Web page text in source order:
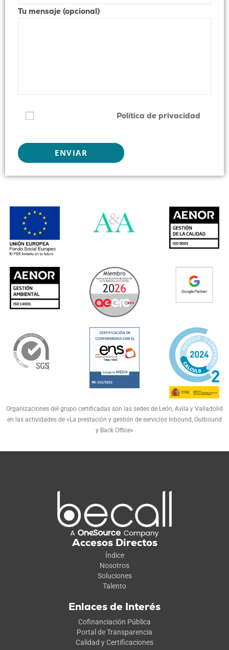
Tu mensaje (opcional)
Política de privacidad
Organizaciones del grupo certificadas son las sedes de León, Avila y Valladolid
en las actividades de «La prestación y gestión de servicios Inbound, Outbound
y Back Office»
Accesos Directos
Índice
Nosotros
Soluciones
Talento
Enlaces de Interés
Cofinanciación Pública
Portal de Transparencia
Calidad y Certificaciones